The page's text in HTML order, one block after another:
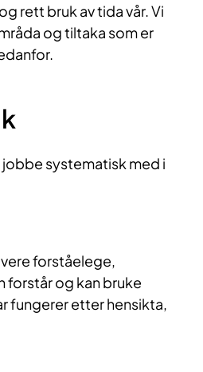
rett bruk av tida vår. Vi
og tiltaka som er
systematisk med i
forståelege,
forstår og kan bruke
fungerer etter hensikta,